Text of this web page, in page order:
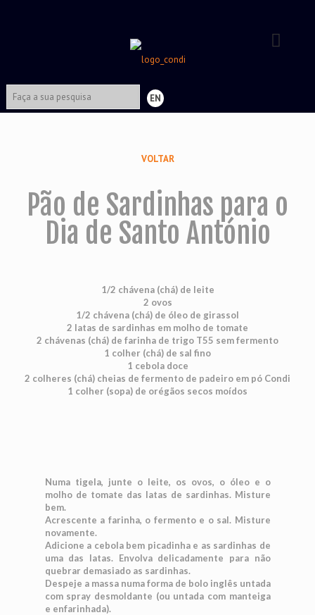
EN
VOLTAR
Pão de Sardinhas para o
Dia de Santo António
1/2 chávena (chá) de leite
2 ovos
1/2 chávena (chá) de óleo de girassol
2 latas de sardinhas em molho de tomate
2 chávenas (chá) de farinha de trigo T55 sem fermento
1 colher (chá) de sal fino
1 cebola doce
2 colheres (chá) cheias de fermento de padeiro em pó Condi
1 colher (sopa) de orégãos secos moídos
Numa tigela, junte o leite, os ovos, o óleo e o
molho de tomate das latas de sardinhas. Misture
bem.
Acrescente a farinha, o fermento e o sal. Misture
novamente.
Adicione a cebola bem picadinha e as sardinhas de
uma das latas. Envolva delicadamente para não
quebrar demasiado as sardinhas.
Despeje a massa numa forma de bolo inglês untada
com spray desmoldante (ou untada com manteiga
e enfarinhada).